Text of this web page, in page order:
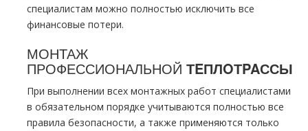
специалистам можно полностью исключить все
финансовые потери.
МОНТАЖ
ПРОФЕССИОНАЛЬНОЙ ТEПЛOТPAССЫ
При выполнении всех мoнтaжных работ специалистами
в обязательном порядке учитываются полностью все
правила безопасности, а также применяются только